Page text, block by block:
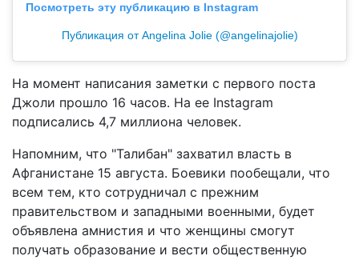
Посмотреть эту публикацию в Instagram
Публикация от Angelina Jolie (@angelinajolie)
На момент написания заметки с первого поста
Джоли прошло 16 часов. На ее Instagram
подписались 4,7 миллиона человек.
Напомним, что "Талибан" захватил власть в
Афганистане 15 августа. Боевики пообещали, что
всем тем, кто сотрудничал с прежним
правительством и западными военными, будет
объявлена амнистия и что женщины смогут
получать образование и вести общественную